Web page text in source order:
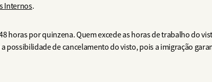
Internos.
horas por quinzena. Quem excede as horas de trabalho do
possibilidade de cancelamento do visto, pois a imigração